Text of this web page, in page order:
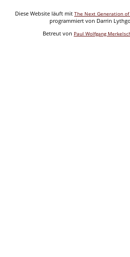
Diese Website läuft mit The Next Generation
programmiert von Darrin
Betreut von Paul Wolfgang